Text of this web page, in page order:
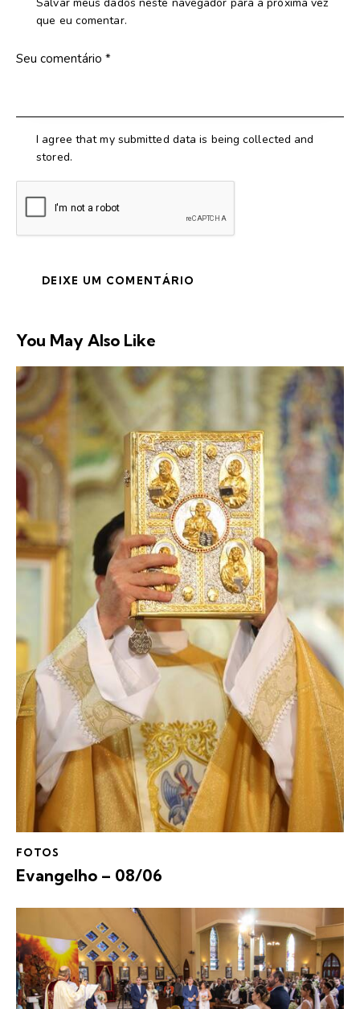
que eu comentar.
I agree that my submitted data is being collected and
stored.
You May Also Like
FOTOS
Evangelho – 08/06